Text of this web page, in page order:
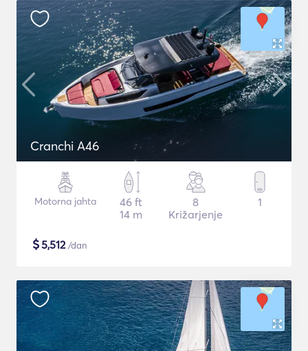
Cranchi A46
Motorna jahta
46 ft
14 m
8
Križarjenje
1
$5,512/dan